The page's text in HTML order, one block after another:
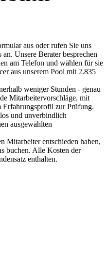
aus oder rufen Sie uns
Unsere Berater besprechen
am Telefon und wählen für sie
aus unserem Pool mit 2.835
weniger Stunden - genau
Mitarbeitervorschläge, mit
Erfahrungsprofil zur Prüfung.
und unverbindlich
ausgewählten
Mitarbeiter entschieden haben,
buchen. Alle Kosten der
enthalten.